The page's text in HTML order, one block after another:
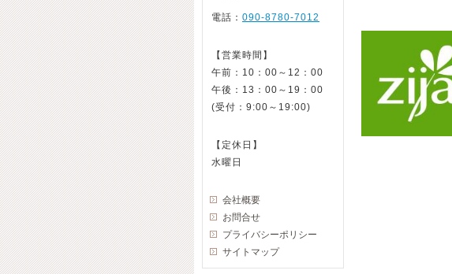
電話： 090-8780-7012
【営業時間】
午前：10：00～12：00
午後：13：00～19：00
(受付：9:00～19:00)
【定休日】
水曜日
会社概要
お問合せ
プライバシーポリシー
サイトマップ